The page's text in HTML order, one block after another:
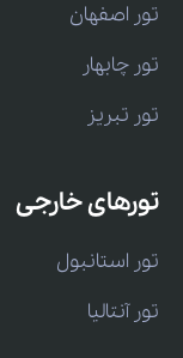
تور اصفهان
تور چابهار
تور تبریز
تورهای خارجی
تور استانبول
تور آنتالیا